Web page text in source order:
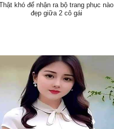
khó để nhận ra bộ trang phục nào
đẹp giữa 2 cô gái